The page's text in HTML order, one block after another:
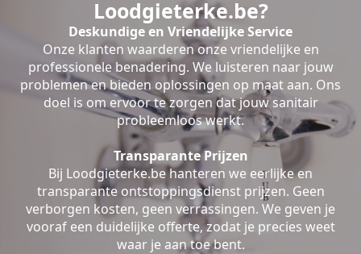
Loodgieterke.be?
Deskundige en Vriendelijke Service
Onze klanten waarderen onze vriendelijke en
professionele benadering. We luisteren naar jouw
problemen en bieden oplossingen op maat aan. Ons
doel is om ervoor te zorgen dat jouw sanitair
probleemloos werkt.
Transparante Prijzen
Bij Loodgieterke.be hanteren we eerlijke en
transparante ontstoppingsdienst prijzen. Geen
verborgen kosten, geen verrassingen. We geven je
vooraf een duidelijke offerte, zodat je precies weet
waar je aan toe bent.